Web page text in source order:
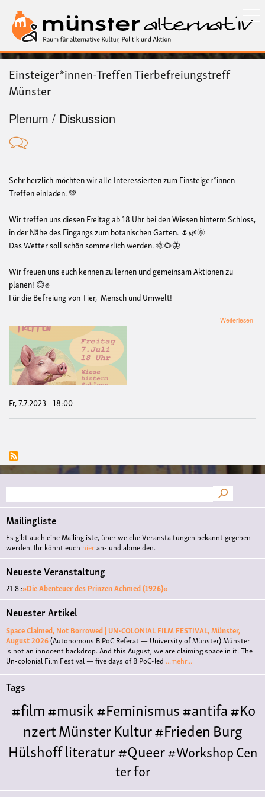
zum
Inhalt
Einsteiger*innen-Treffen Tierbefreiungstreff
Münster
Plenum / Diskussion
Sehr herzlich möchten wir alle Interessierten zum Einsteiger*innen-
Treffen einladen. 💚
Wir treffen uns diesen Freitag ab 18 Uhr bei den Wiesen hinterm Schloss,
in der Nähe des Eingangs zum botanischen Garten. 🌷🌿🌞
Das Wetter soll schön sommerlich werden. 🌞🌻🦋
Wir freuen uns euch kennen zu lernen und gemeinsam Aktionen zu
planen! 😊✊
Für die Befreiung von Tier, Mensch und Umwelt!
Weiterlesen
Fr, 7.7.2023 - 18:00
Suche
Mailingliste
Es gibt auch eine Mailingliste, über welche Veranstaltungen bekannt gegeben
werden. Ihr könnt euch hieran- und abmelden.
Neueste Veranstaltung
21.8.:»Die Abenteuer des Prinzen Achmed (1926)«
Neuester Artikel
Space Claimed, Not Borrowed | UN•COLONIAL FILM FESTIVAL, Münster,
August 2026(Autonomous BiPoC Referat — University of Münster)Münster
is not an innocent backdrop. And this August, we are claiming space in it. The
Un•colonial Film Festival — five days of BiPoC-led ...mehr...
Tags
#film#musik#Feminismus#antifa#Ko
nzertMünsterKultur#FriedenBurg
Hülshoffliteratur#Queer#WorkshopCen
ter for
LiteraturePolyamoriePolytreff#liveKonzert